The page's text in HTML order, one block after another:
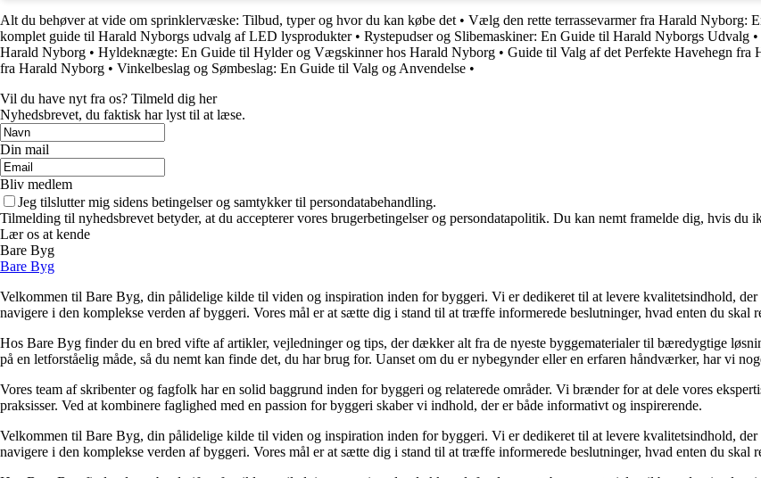
Alt du behøver at vide om sprinklervæske: Tilbud, typer og hvor du kan købe det • Vælg den rette terrassevarmer fra Harald Nyborg:
komplet guide til Harald Nyborgs udvalg af LED lysprodukter• Rystepudser og Slibemaskiner: En Guide til Harald Nyborgs Udvalg •
Harald Nyborg • Hyldeknægte: En Guide til Hylder og Vægskinner hos Harald Nyborg • Guide til Valg af det Perfekte Havehegn fra
fra Harald Nyborg • Vinkelbeslag og Sømbeslag: En Guide til Valg og Anvendelse •
Vil du have nyt fra os? Tilmeld dig her
Nyhedsbrevet, du faktisk har lyst til at læse.
Din mail
Bliv medlem
Jeg tilslutter mig sidens betingelser og samtykker til persondatabehandling.
Tilmelding til nyhedsbrevet betyder, at du accepterer vores brugerbetingelser og persondatapolitik. Du kan nemt framelde dig, hvis du
Lær os at kende
Bare Byg
Bare Byg
Velkommen til Bare Byg, din pålidelige kilde til viden og inspiration inden for byggeri. Vi er dedikeret til at levere kvalitetsindhold,
navigere i den komplekse verden af byggeri. Vores mål er at sætte dig i stand til at træffe informerede beslutninger, hvad enten du skal
Hos Bare Byg finder du en bred vifte af artikler, vejledninger og tips, der dækker alt fra de nyeste byggematerialer til bæredygtige
på en letforståelig måde, så du nemt kan finde det, du har brug for. Uanset om du er nybegynder eller en erfaren håndværker, har vi
Vores team af skribenter og fagfolk har en solid baggrund inden for byggeri og relaterede områder. Vi brænder for at dele vores
praksisser. Ved at kombinere faglighed med en passion for byggeri skaber vi indhold, der er både informativt og inspirerende.
Velkommen til Bare Byg, din pålidelige kilde til viden og inspiration inden for byggeri. Vi er dedikeret til at levere kvalitetsindhold,
navigere i den komplekse verden af byggeri. Vores mål er at sætte dig i stand til at træffe informerede beslutninger, hvad enten du skal